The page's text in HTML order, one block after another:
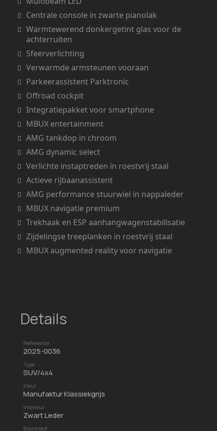
Centrale console in zwarte pianolak
Warmtewerend donkergetint glas voor de
achterruiten
Sfeerverlichting
Verwarmde armsteunen vooraan
Parkeerassistent Parktronic
Offroad cockpit
Integratiepakket voor smartphone
MBUX entertainment
AMG tankdop in chroom
AMG dynamic select
Verlichte instaptreden in roestvrij staal
Actieve rijbaanassistent
AMG performance stuurwiel in nappaleder
MBUX navigatie premium
Trekhaak en ESP aanhangwagenstabilisatie
Zijdelingse treeplanken in roestvrij staal
MBUX augmented reality voor navigatie
Details
Referentie
2025-0036
Type
SUV/4x4
Kleur
Manufaktur Klassiekgrijs
Interieur
Zwart Leder
Brandstof